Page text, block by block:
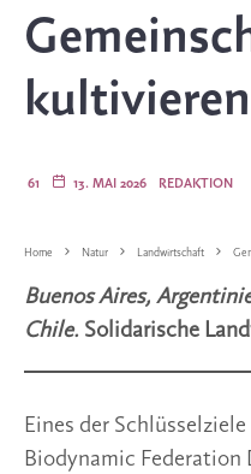
kultivieren
REDAKTION
13. MAI 2026
61
Home Natur Landwirtschaft
Buenos Aires,
Chile. Solidarische
Eines der
Biodynamic